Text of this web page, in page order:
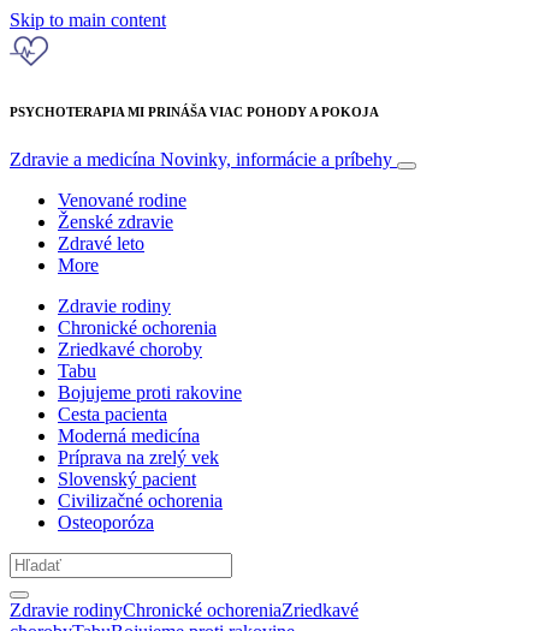
Skip to main content
PSYCHOTERAPIA MI PRINÁŠA VIAC POHODY A POKOJA
Zdravie a medicína Novinky, informácie a príbehy
Venované rodine
Ženské zdravie
Zdravé leto
More
Zdravie rodiny
Chronické ochorenia
Zriedkavé choroby
Tabu
Bojujeme proti rakovine
Cesta pacienta
Moderná medicína
Príprava na zrelý vek
Slovenský pacient
Civilizačné ochorenia
Osteoporóza
Zdravie rodinyChronické ochoreniaZriedkavé